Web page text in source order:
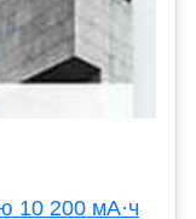
10 200 мА·ч